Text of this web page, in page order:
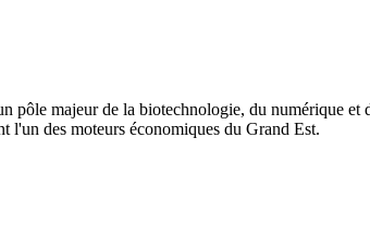
pôle majeur de la biotechnologie, du numérique
l'un des moteurs économiques du Grand Est.